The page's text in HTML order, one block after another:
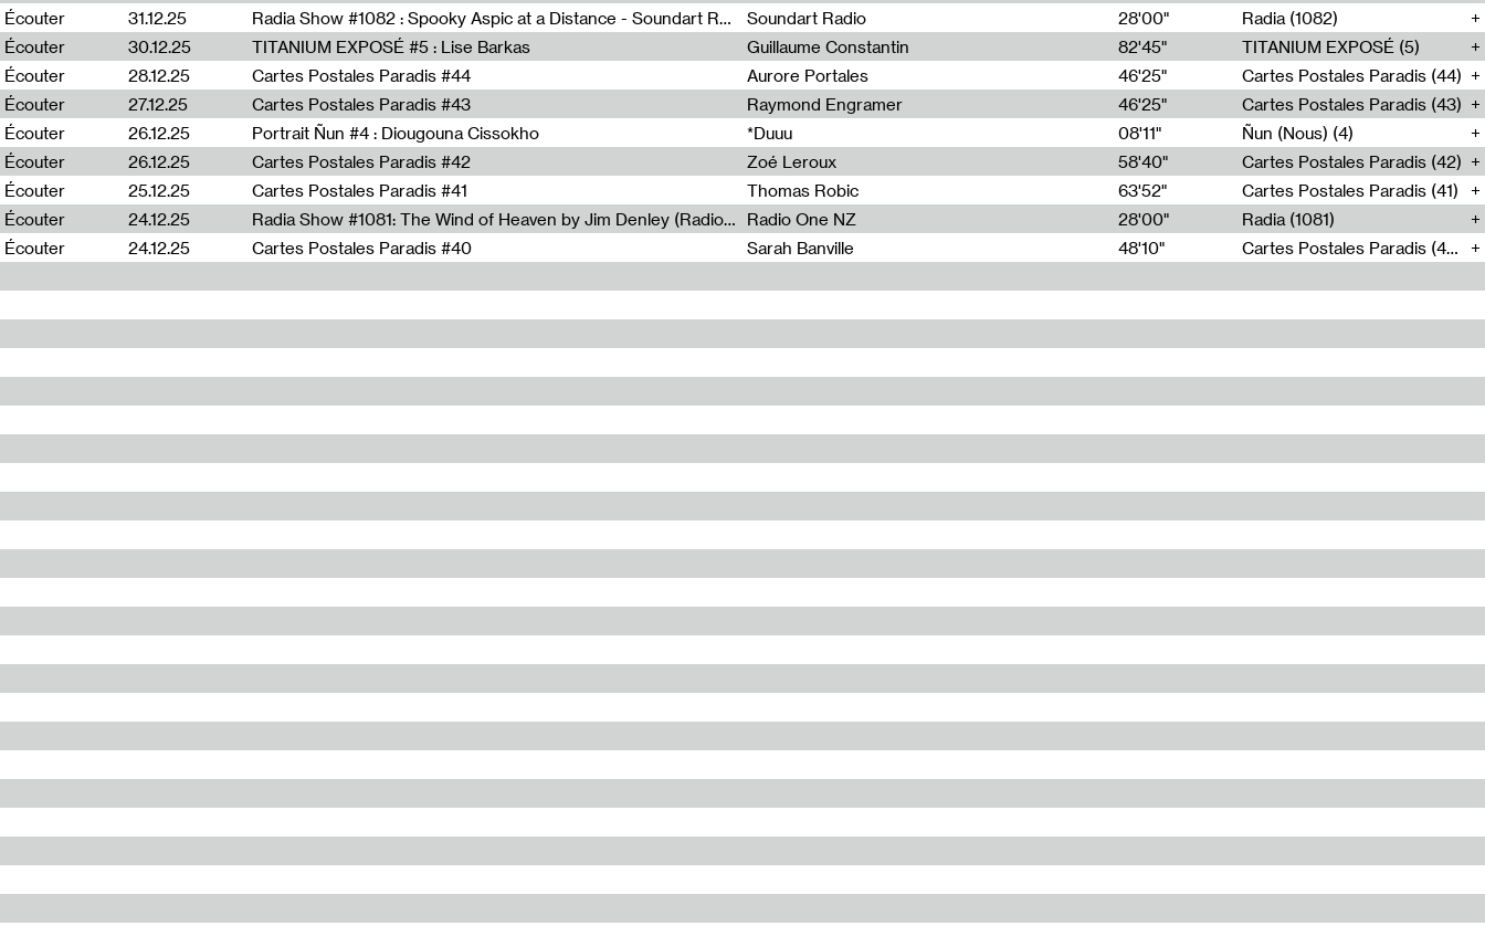
Écouter
31.12.25 Radia Show #1082 : Spooky Aspic at a Distance - Soundart Radio Soundart Radio 28'00"
Radia (1082)
Écouter
30.12.25 TITANIUM EXPOSÉ #5 : Lise Barkas Guillaume Constantin 82'45"
TITANIUM EXPOSÉ (5)
Écouter
28.12.25 Cartes Postales Paradis #44 Aurore Portales 46'25"
Cartes Postales Paradis (44)
Écouter
27.12.25 Cartes Postales Paradis #43 Raymond Engramer 46'25"
Cartes Postales Paradis (43)
Écouter
26.12.25 Portrait Ñun #4 : Diougouna Cissokho *Duuu 08'11"
Ñun (Nous) (4)
Écouter
26.12.25 Cartes Postales Paradis #42 Zoé Leroux 58'40"
Cartes Postales Paradis (42)
Écouter
25.12.25 Cartes Postales Paradis #41 Thomas Robic 63'52"
Cartes Postales Paradis (41)
Écouter
24.12.25 Radia Show #1081: The Wind of Heaven by Jim Denley (Radio One 91 FM) Radio One NZ 28'00"
Radia (1081)
Écouter
24.12.25 Cartes Postales Paradis #40 Sarah Banville 48'10" Cartes Postales Paradis (40)